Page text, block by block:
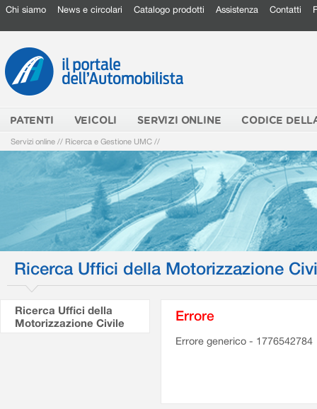
Chi siamo News e circolari Catalogo prodotti Assistenza Contatti
PATENTI VEICOLI SERVIZI ONLINE CODICE
Servizi online // Ricerca e Gestione UMC //
Ricerca Uffici della Motorizzazione
Ricerca Uffici della
Motorizzazione Civile
Errore
Errore generico - 1776542784